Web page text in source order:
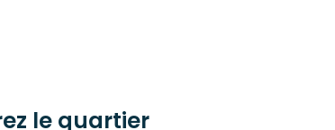
le quartier